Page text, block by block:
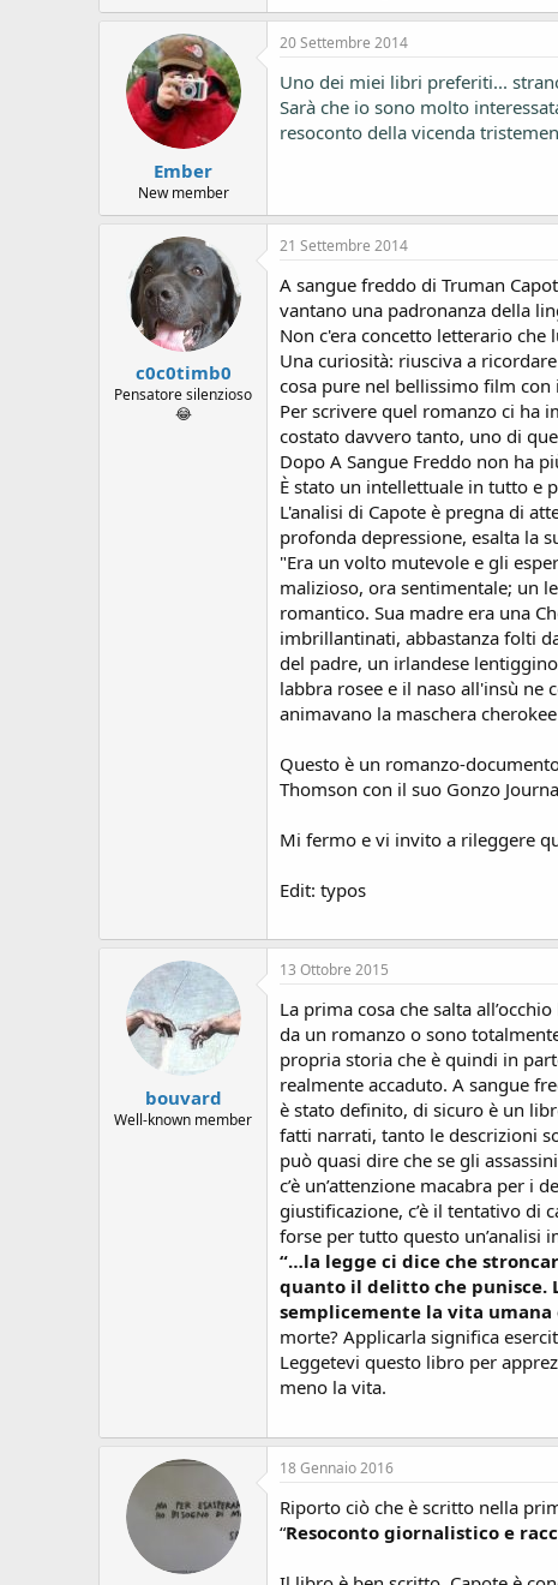
Ember
New member
20 Settembre 2014
Uno dei miei libri preferiti...
Sarà che io sono molto
resoconto della vicenda
c0c0timb0
Pensatore silenzioso
😂
21 Settembre 2014
A sangue freddo di Truman
vantano una padronanza della
Non c'era concetto letterario che
Una curiosità: riusciva a
cosa pure nel bellissimo film con
Per scrivere quel romanzo ci ha
costato davvero tanto, uno di
Dopo A Sangue Freddo non ha
È stato un intellettuale in tutto e
L'analisi di Capote è pregna di
profonda depressione, esalta la
"Era un volto mutevole e gli
malizioso, ora sentimentale; un
romantico. Sua madre era una
imbrillantinati, abbastanza folti
del padre, un irlandese
labbra rosee e il naso all'insù ne
animavano la maschera
Questo è un romanzo-
Thomson con il suo Gonzo
Mi fermo e vi invito a rileggere
Edit: typos
bouvard
Well-known member
13 Ottobre 2015
La prima cosa che salta
da un romanzo o sono
propria storia che è quindi in
realmente accaduto. A sangue
è stato definito, di sicuro è un
fatti narrati, tanto le descrizioni
può quasi dire che se gli
c’è un’attenzione macabra per i
giustificazione, c’è il tentativo di
forse per tutto questo un’analisi
“…la legge ci dice che
quanto il delitto che punisce.
semplicemente la vita
morte? Applicarla significa
Leggetevi questo libro per
meno la vita.
18 Gennaio 2016
Riporto ciò che è scritto nella
“Resoconto giornalistico e